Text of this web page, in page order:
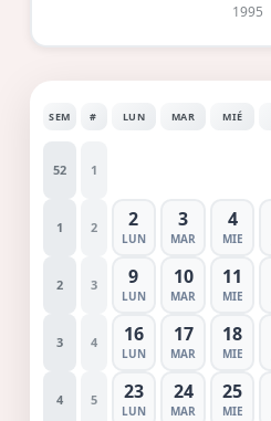
1995
SEM # LUN MAR MIÉ
52 1
1 2 2
LUN
3
MAR
4
MIE
2 3 9
LUN
10
MAR
11
MIE
3 4 16
LUN
17
MAR
18
MIE
4 5 23
LUN
24
MAR
25
MIE